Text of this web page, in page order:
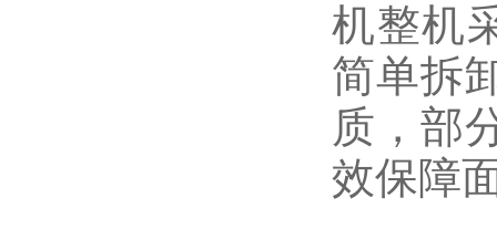
机整机
简单拆
质，部
效保障